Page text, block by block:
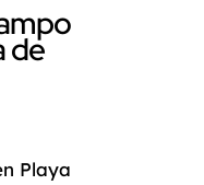
de
Playa